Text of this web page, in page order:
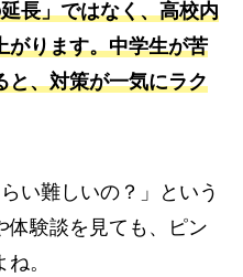
長」ではなく、高校内
がります。中学生が苦
と、対策が一気にラク
い難しいの？」という
体験談を見ても、ピン
。